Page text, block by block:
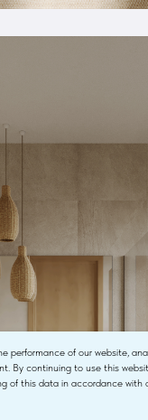
performance of our website,
By continuing to use this
of this data in accordance with